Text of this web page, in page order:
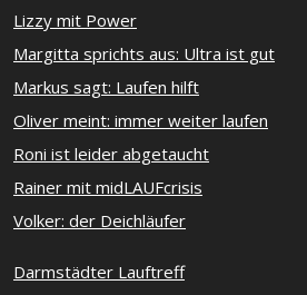
Lizzy mit Power
Margitta sprichts aus: Ultra ist gut
Markus sagt: Laufen hilft
Oliver meint: immer weiter laufen
Roni ist leider abgetaucht
Rainer mit midLAUFcrisis
Volker: der Deichläufer
Darmstädter Lauftreff